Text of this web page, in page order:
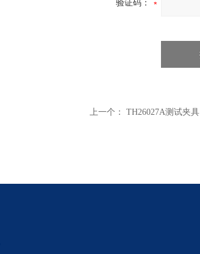
验证码：
上一个： TH26027A测试夹具